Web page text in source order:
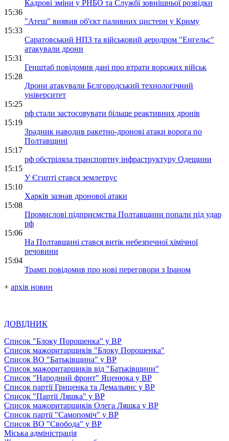
Кадрові зміни у РНБО та Службі зовнішньої розвідки
15:36
"Атеш" виявив об'єкт паливних цистерн у Криму
15:33
Саратовський НПЗ та військовий аеродром "Енгельс"
атакували дрони
15:31
Генштаб повідомив дані про втрати ворожих військ
15:28
Дрони атакували Бєлгородський технологічний
університет
15:25
рф стали застосовувати більше реактивних дронів
15:19
Зрадник наводив ракетно-дронові атаки ворога по
Полтавщині
15:17
рф обстріляла транспортну інфраструктуру Одещини
15:15
У Єгипті стався землетрус
15:10
Харків зазнав дронової атаки
15:08
Промислові підприємства Полтавщини попали під удар
рф
15:06
На Полтавщині стався витік небезпечної хімічної
речовини
15:04
Трамп повідомив про нові переговори з Іраном
+ архів новин
ДОВІДНИК
Список "Блоку Порошенка" у ВР
Список мажоритарщиків "Блоку Порошенка"
Список ВО "Батьківщина" у ВР
Список мажоритарщиків від "Батьківщини"
Список "Народний фронт" Яценюка у ВР
Список партії Гриценка та Демальянс у ВР
Список "Партії Ляшка" у ВР
Список мажоритарщиків Олега Ляшка у ВР
Список партії "Самопоміч" у ВР
Список ВО "Свобода" у ВР
Міська адміністрація